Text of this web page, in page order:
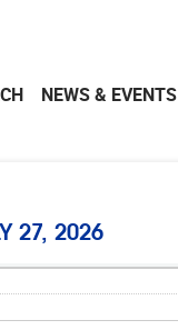
NEWS & EVENTS
27, 2026